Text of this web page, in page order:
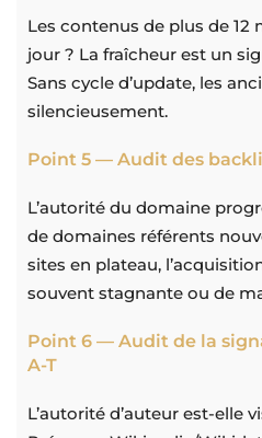
Les contenus de plus de 12
jour ? La fraîcheur est un
Sans cycle d’update, les
silencieusement.
Point 5 — Audit des
L’autorité du domaine
de domaines référents
sites en plateau,
souvent stagnante ou de
Point 6 — Audit de la
A-T
L’autorité d’auteur est-elle